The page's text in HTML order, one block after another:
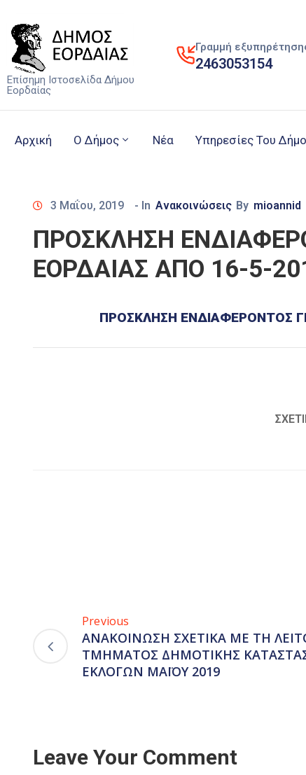
Επίσημη Ιστοσελίδα Δήμου
Εορδαίας
Γραμμή
2463053154
Αρχική Ο Δήμος Νέα Υπηρεσίες Του
3 Μαΐου, 2019 - In Ανακοινώσεις By mioannid
ΠΡΟΣΚΛΗΣΗ
ΕΟΡΔΑΙΑΣ ΑΠΟ 16-5-
ΠΡΟΣΚΛΗΣΗ ΕΝΔΙΑΦΕΡΟΝΤΟΣ
Previous
ΑΝΑΚΟΙΝΩΣΗ ΣΧΕΤΙΚΑ ΜΕ ΤΗ
ΤΜΗΜΑΤΟΣ ΔΗΜΟΤΙΚΗΣ
ΕΚΛΟΓΩΝ ΜΑΪΟΥ 2019
Leave Your Comment